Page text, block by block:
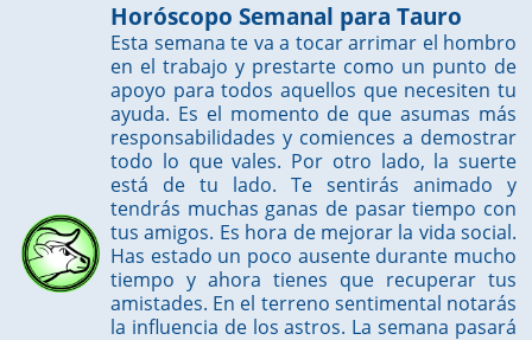
Horóscopo Semanal para Tauro
Esta semana te va a tocar arrimar el hombro
en el trabajo y prestarte como un punto de
apoyo para todos aquellos que necesiten tu
ayuda. Es el momento de que asumas más
responsabilidades y comiences a demostrar
todo lo que vales. Por otro lado, la suerte
está de tu lado. Te sentirás animado y
tendrás muchas ganas de pasar tiempo con
tus amigos. Es hora de mejorar la vida social.
Has estado un poco ausente durante mucho
tiempo y ahora tienes que recuperar tus
amistades. En el terreno sentimental notarás
la influencia de los astros. La semana pasará